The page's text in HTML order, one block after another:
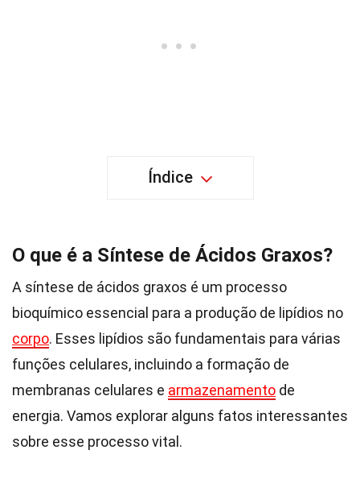
Índice
O que é a Síntese de Ácidos Graxos?
A síntese de ácidos graxos é um processo
bioquímico essencial para a produção de lipídios no
corpo. Esses lipídios são fundamentais para várias
funções celulares, incluindo a formação de
membranas celulares e armazenamento de
energia. Vamos explorar alguns fatos interessantes
sobre esse processo vital.